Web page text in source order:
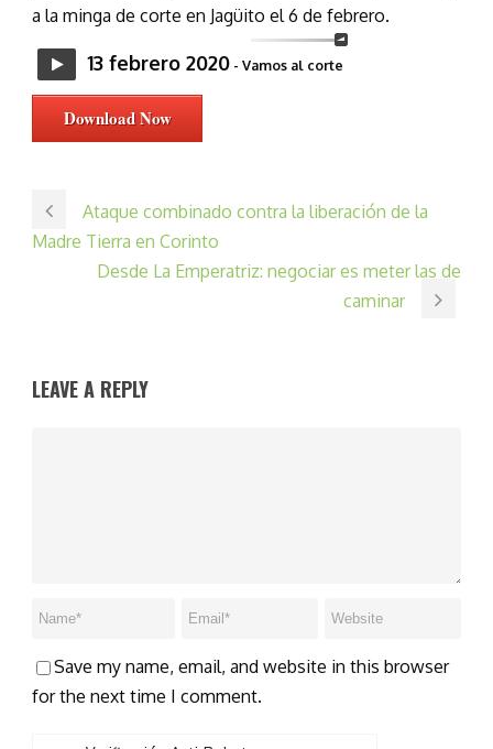
a la minga de corte en Jagüito el 6 de febrero.
13 febrero 2020 - Vamos al corte
Download Now
Ataque combinado contra la liberación de la
Madre Tierra en Corinto
Desde La Emperatriz: negociar es meter las de
caminar
LEAVE A REPLY
Save my name, email, and website in this browser
for the next time I comment.